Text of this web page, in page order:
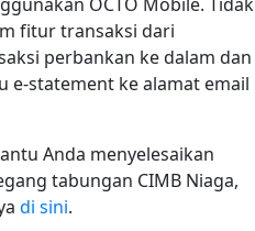
fitur transaksi dari
perbankan ke dalam dan
e-statement ke alamat email
Anda menyelesaikan
tabungan CIMB Niaga,
di sini.